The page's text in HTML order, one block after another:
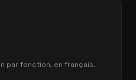
par fonction, en français.